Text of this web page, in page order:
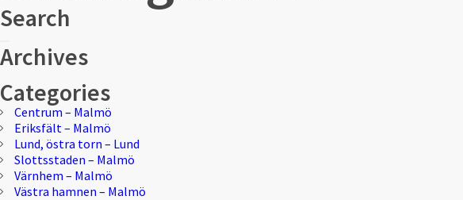
Search
efter:
Sök
Archives
Categories
Centrum – Malmö
Eriksfält – Malmö
Lund, östra torn – Lund
Slottsstaden – Malmö
Värnhem – Malmö
Västra hamnen – Malmö